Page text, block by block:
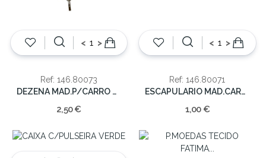
< >
Ref: 146.80073
DEZENA MAD.P/CARRO C/MEDALHAS 21cm
2,50 €
< >
Ref: 146.80071
ESCAPULARIO MAD.CARMO/C.JESUS 40
1,00 €